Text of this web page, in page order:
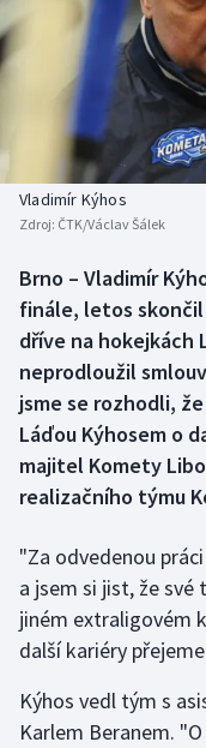
Americký fotbal
Baseball a softbal
Basketbal
Biatlon
Box
Curling
Dostihy
Florbal
Golf
Gymnastika
Házená
NEPŘEHLÉDNĚTE
Soutěže
Historické návraty
Aplikace ČT sport
Vladimír Kýhos
Zdroj: ČTK/Václav Šálek
Brno – Vladimír
finále, letos
dříve na hokejkách
neprodloužil
jsme se rozhodli,
Láďou Kýhosem o
majitel Komety
realizačního týmu
"Za odvedenou
a jsem si jist, že
jiném extraligovém
další kariéry
Kýhos vedl tým s
Karlem Beranem.